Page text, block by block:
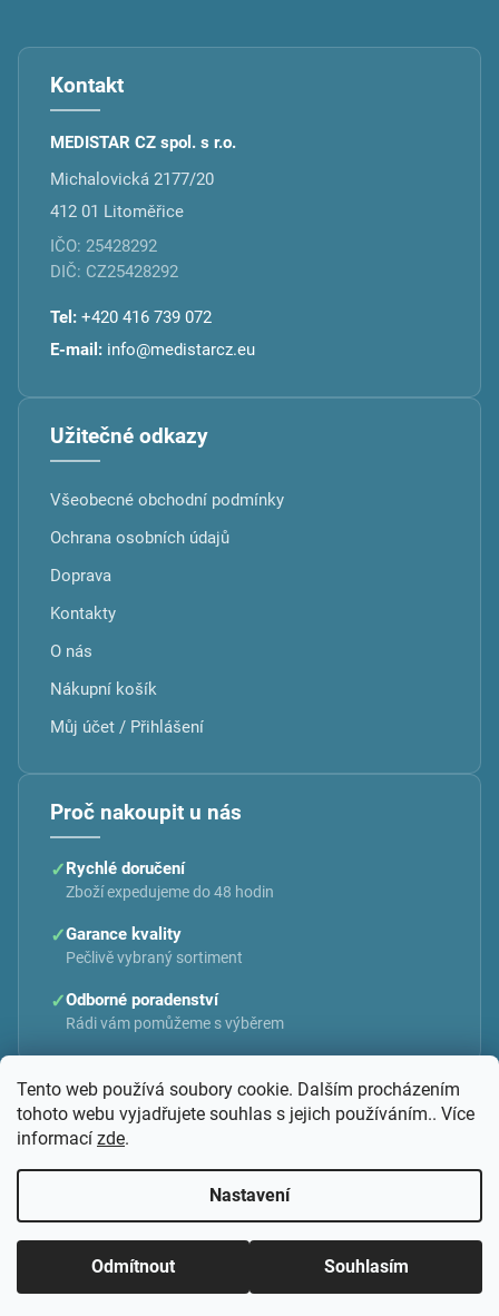
Tento web používá soubory cookie. Dalším procházením
tohoto webu vyjadřujete souhlas s jejich používáním.. Více
informací zde.
Nastavení
Odmítnout Souhlasím
Kontakt
MEDISTAR CZ spol. s r.o.
Michalovická 2177/20
412 01 Litoměřice
IČO: 25428292
DIČ: CZ25428292
Tel: +420 416 739 072
E-mail: info@medistarcz.eu
Užitečné odkazy
Všeobecné obchodní podmínky
Ochrana osobních údajů
Doprava
Kontakty
O nás
Nákupní košík
Můj účet / Přihlášení
Proč nakoupit u nás
✓Rychlé doručení
Zboží expedujeme do 48 hodin
✓Garance kvality
Pečlivě vybraný sortiment
✓Odborné poradenství
Rádi vám pomůžeme s výběrem
MEDISTAR CZ
Upravit nastavení cookies